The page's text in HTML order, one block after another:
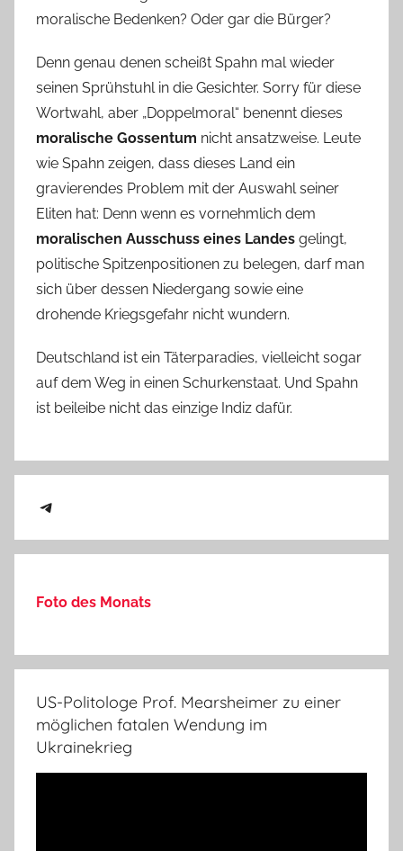
moralische Bedenken? Oder gar die Bürger?
Denn genau denen scheißt Spahn mal wieder
seinen Sprühstuhl in die Gesichter. Sorry für diese
Wortwahl, aber „Doppelmoral“ benennt dieses
moralische Gossentum nicht ansatzweise. Leute
wie Spahn zeigen, dass dieses Land ein
gravierendes Problem mit der Auswahl seiner
Eliten hat: Denn wenn es vornehmlich dem
moralischen Ausschuss eines Landes gelingt,
politische Spitzenpositionen zu belegen, darf man
sich über dessen Niedergang sowie eine
drohende Kriegsgefahr nicht wundern.
Deutschland ist ein Täterparadies, vielleicht sogar
auf dem Weg in einen Schurkenstaat. Und Spahn
ist beileibe nicht das einzige Indiz dafür.
Telegram
Foto des Monats
US-Politologe Prof. Mearsheimer zu einer
möglichen fatalen Wendung im
Ukrainekrieg